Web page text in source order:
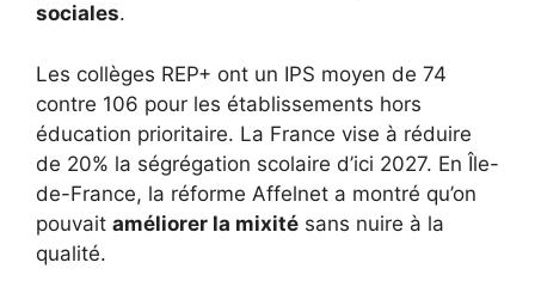
sociales.
Les collèges REP+ ont un IPS moyen de 74
contre 106 pour les établissements hors
éducation prioritaire. La France vise à réduire
de 20% la ségrégation scolaire d’ici 2027. En Île-
de-France, la réforme Affelnet a montré qu’on
pouvait améliorer la mixité sans nuire à la
qualité.